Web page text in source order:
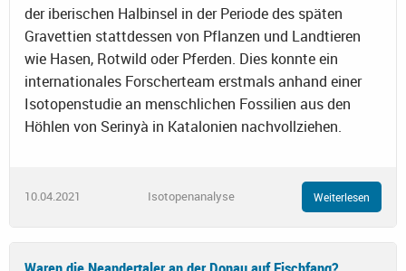
der iberischen Halbinsel in der Periode des späten
Gravettien stattdessen von Pflanzen und Landtieren
wie Hasen, Rotwild oder Pferden. Dies konnte ein
internationales Forscherteam erstmals anhand einer
Isotopenstudie an menschlichen Fossilien aus den
Höhlen von Serinyà in Katalonien nachvollziehen.
10.04.2021 Isotopenanalyse Weiterlesen